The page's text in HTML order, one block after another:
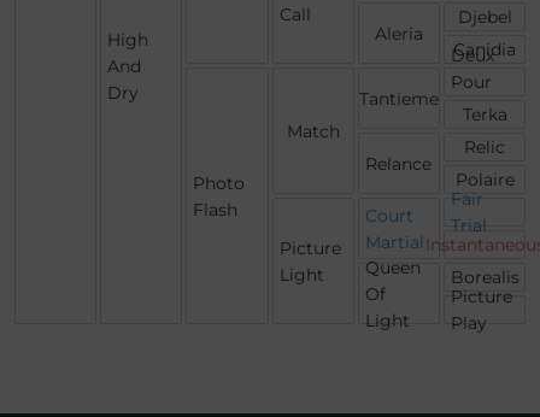
High
And
Dry
Photo
Flash
Call
Match
Picture
Light
Aleria
Tantieme
Relance
Court
Martial
Queen
Of
Light
Djebel
Canidia
Deux
Pour
Cent
Terka
Relic
Polaire
Fair
Trial
Borealis
Picture
Play